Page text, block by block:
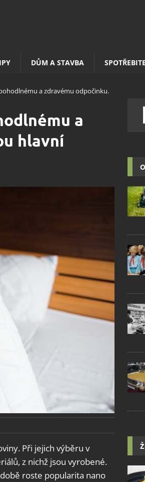
DŮM A STAVBA
a zdravému odpočinku.
a
hlavní
Při jejich výběru v
z nichž jsou vyrobené.
roste popularita nano